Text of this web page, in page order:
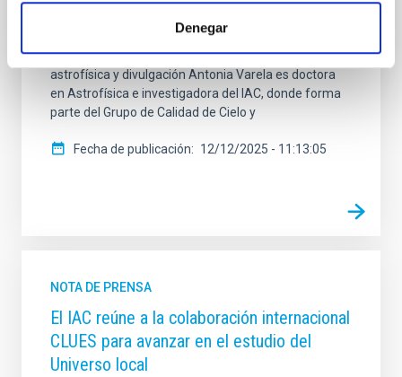
Denegar
las 16:15 horas. La entrada será libre y gratuita hasta
llenar el aforo. Una experta de referencia en
astrofísica y divulgación Antonia Varela es doctora
en Astrofísica e investigadora del IAC, donde forma
parte del Grupo de Calidad de Cielo y
Fecha de publicación 12/12/2025 - 11:13:05
NOTA DE PRENSA
El IAC reúne a la colaboración internacional
CLUES para avanzar en el estudio del
Universo local